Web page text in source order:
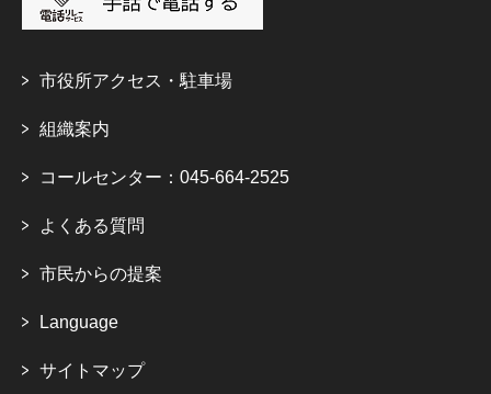
市役所アクセス・駐車場
組織案内
コールセンター：045-664-2525
よくある質問
市民からの提案
Language
サイトマップ